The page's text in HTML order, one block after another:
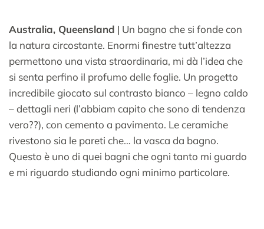
Australia, Queensland | Un bagno che si fonde con
la natura circostante. Enormi finestre tutt’altezza
permettono una vista straordinaria, mi dà l’idea che
si senta perfino il profumo delle foglie. Un progetto
incredibile giocato sul contrasto bianco – legno caldo
– dettagli neri (l’abbiam capito che sono di tendenza
vero??), con cemento a pavimento. Le ceramiche
rivestono sia le pareti che… la vasca da bagno.
Questo è uno di quei bagni che ogni tanto mi guardo
e mi riguardo studiando ogni minimo particolare.